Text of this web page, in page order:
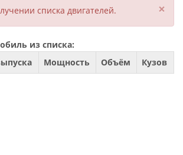
списка двигателей. ×
из списка:
Мощность Объём Кузов